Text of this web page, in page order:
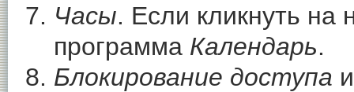
Часы. Если кликнуть на
программа Календарь.
Блокирование доступа